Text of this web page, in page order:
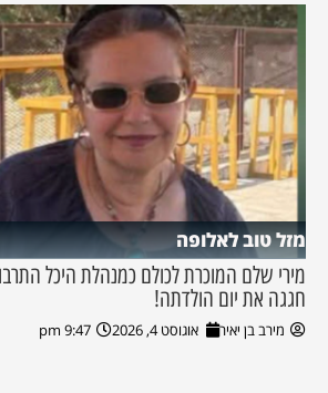
מזל טוב לאלופה
מירי שלם המוכרת לכולם כמנהלת היכל
חגגה את יום הולדתה!
מירב בן יאיר אוגוסט 4, 2026 9:47 pm